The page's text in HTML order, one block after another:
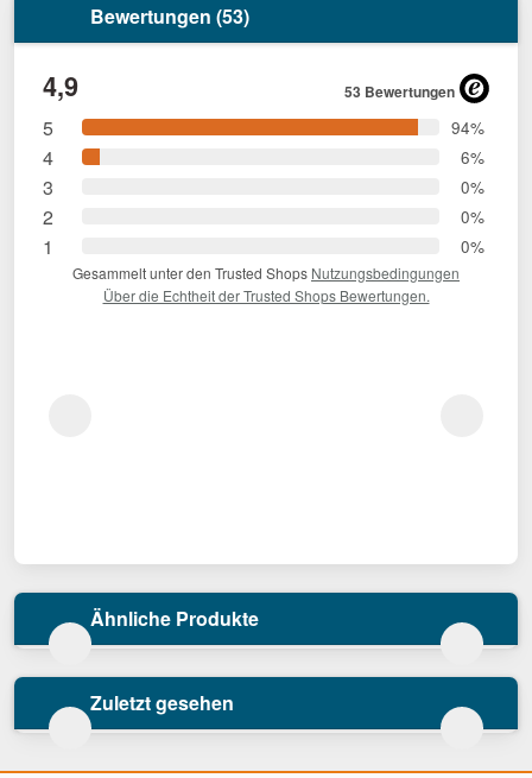
Bewertungen (53)
4,9 53 Bewertungen
5 94%
4 6%
3 0%
2 0%
1 0%
Gesammelt unter den Trusted Shops Nutzungsbedingungen
Über die Echtheit der Trusted Shops Bewertungen.
Ähnliche Produkte
Zuletzt gesehen